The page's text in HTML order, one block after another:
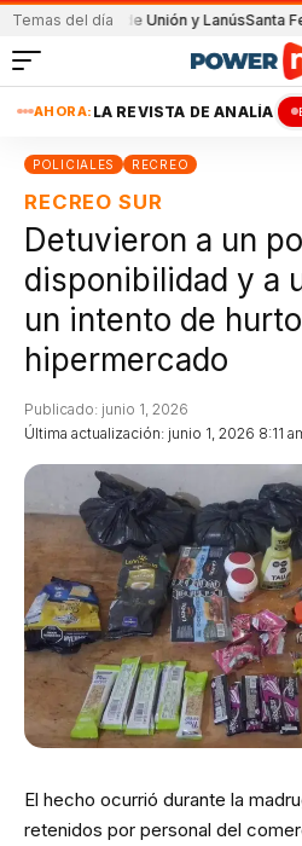
Temas del día
de Unión y LanúsSanta Fe logró
AHORA: LA REVISTA DE ANALÍA
POLICIALES RECREO
RECREO SUR
Detuvieron a un
disponibilidad y a
un intento de
hipermercado
Última actualización: junio 1, 2026 8:11
Publicado: junio 1, 2026
El hecho ocurrió durante la
retenidos por personal del